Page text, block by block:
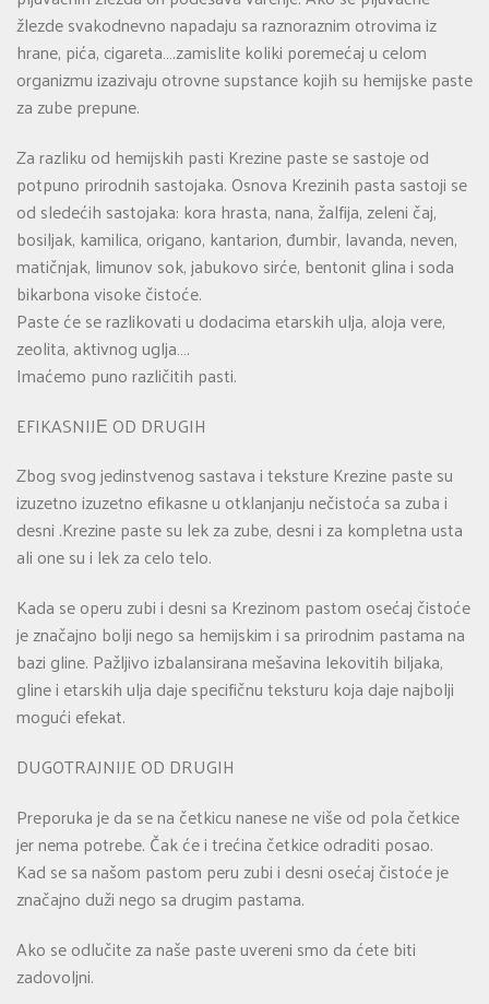
žlezde svakodnevno napadaju sa raznoraznim otrovima iz
hrane, pića, cigareta….zamislite koliki poremećaj u celom
organizmu izazivaju otrovne supstance kojih su hemijske paste
za zube prepune.
Za razliku od hemijskih pasti Krezine paste se sastoje od
potpuno prirodnih sastojaka. Osnova Krezinih pasta sastoji se
od sledećih sastojaka: kora hrasta, nana, žalfija, zeleni čaj,
bosiljak, kamilica, origano, kantarion, đumbir, lavanda, neven,
matičnjak, limunov sok, jabukovo sirće, bentonit glina i soda
bikarbona visoke čistoće.
Paste će se razlikovati u dodacima etarskih ulja, aloja vere,
zeolita, aktivnog uglja….
Imaćemo puno različitih pasti.
EFIKASNIJЕ OD DRUGIH
Zbog svog jedinstvenog sastava i teksture Krezine paste su
izuzetno izuzetno efikasne u otklanjanju nečistoća sa zuba i
desni .Krezine paste su lek za zube, desni i za kompletna usta
ali one su i lek za celo telo.
Kada se operu zubi i desni sa Krezinom pastom osećaj čistoće
je značajno bolji nego sa hemijskim i sa prirodnim pastama na
bazi gline. Pažljivo izbalansirana mešavina lekovitih biljaka,
gline i etarskih ulja daje specifičnu teksturu koja daje najbolji
mogući efekat.
DUGOTRAJNIJE OD DRUGIH
Preporuka je da se na četkicu nanese ne više od pola četkice
jer nema potrebe. Čak će i trećina četkice odraditi posao.
Kad se sa našom pastom peru zubi i desni osećaj čistoće je
značajno duži nego sa drugim pastama.
Ako se odlučite za naše paste uvereni smo da ćete biti
zadovoljni.